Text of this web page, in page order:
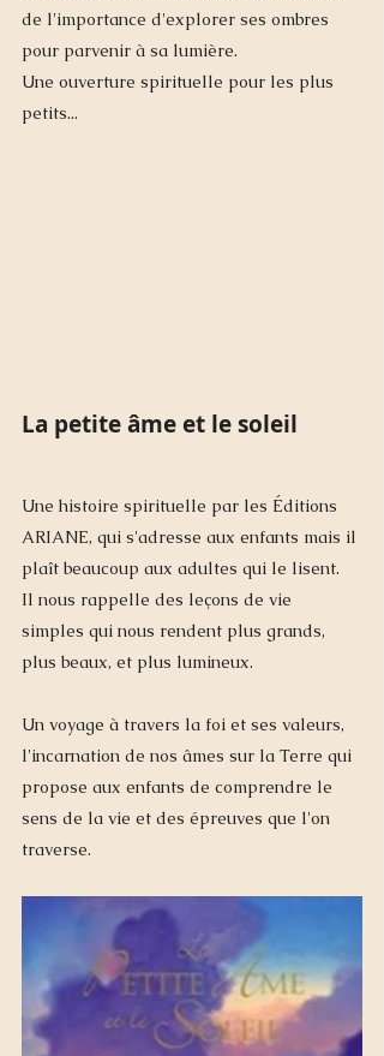
de l'importance d'explorer ses ombres
pour parvenir à sa lumière.
Une ouverture spirituelle pour les plus
petits...
La petite âme et le soleil
Une histoire spirituelle par les Éditions
ARIANE, qui s'adresse aux enfants mais il
plaît beaucoup aux adultes qui le lisent.
Il nous rappelle des leçons de vie
simples qui nous rendent plus grands,
plus beaux, et plus lumineux.
Un voyage à travers la foi et ses valeurs,
l'incarnation de nos âmes sur la Terre qui
propose aux enfants de comprendre le
sens de la vie et des épreuves que l'on
traverse.